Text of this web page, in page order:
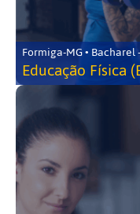
Formiga-MG •
Educação Física